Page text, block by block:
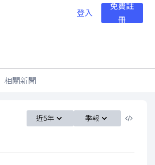
登入
免費註
冊
相關新聞
近5年 季報